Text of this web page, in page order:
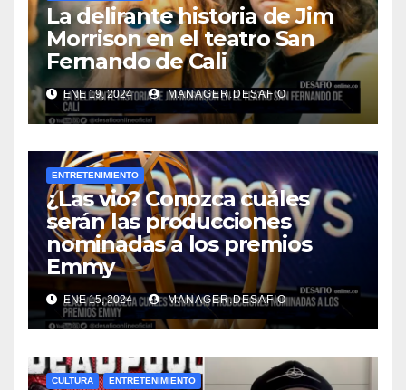
La delirante historia de Jim
Morrison en el teatro San
Fernando de Cali
ENE 19, 2024 MANAGER.DESAFIO
ENTRETENIMIENTO
¿Las vio? Conozca cuáles
serán las producciones
nominadas a los premios
Emmy
ENE 15, 2024 MANAGER.DESAFIO
CULTURA ENTRETENIMIENTO